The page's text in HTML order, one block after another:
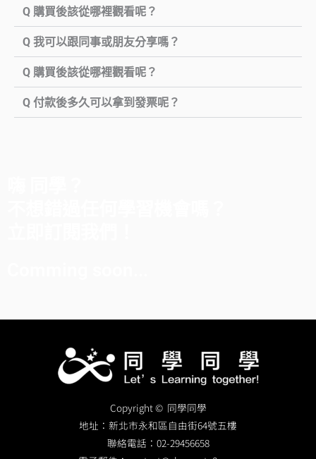
Q 購買後該從哪裡觀看呢？
Q 我可以跟同事或朋友分享嗎？
Q 購買後該從哪裡觀看呢？
Q 付款後多久可以拿到發票呢？
Copyright © 同學同學
地址： 新北市永和區自由街64號五樓
聯絡電話： 02-29456658